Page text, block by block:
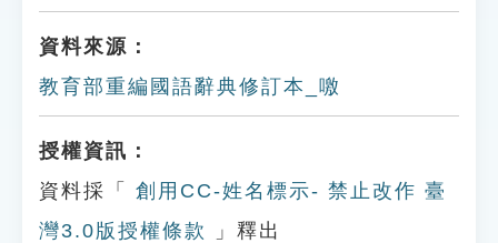
資料來源：
教育部重編國語辭典修訂本_噭
授權資訊：
資料採「
創用CC-姓名標示- 禁止改作 臺
灣3.0版授權條款
」釋出